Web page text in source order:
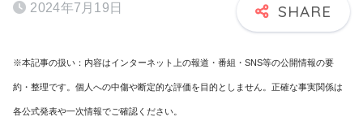
2024年7月19日
※本記事の扱い：内容はインターネット上の報道・番組・SNS等の公開情報の要
約・整理です。個人への中傷や断定的な評価を目的としません。正確な事実関係は
各公式発表や一次情報でご確認ください。